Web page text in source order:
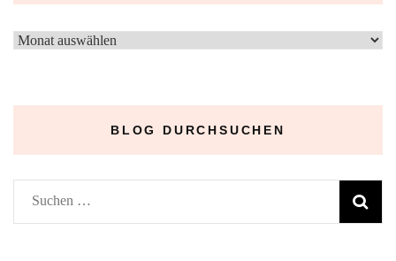
–
BLOG DURCHSUCHEN
Suchen
nach: